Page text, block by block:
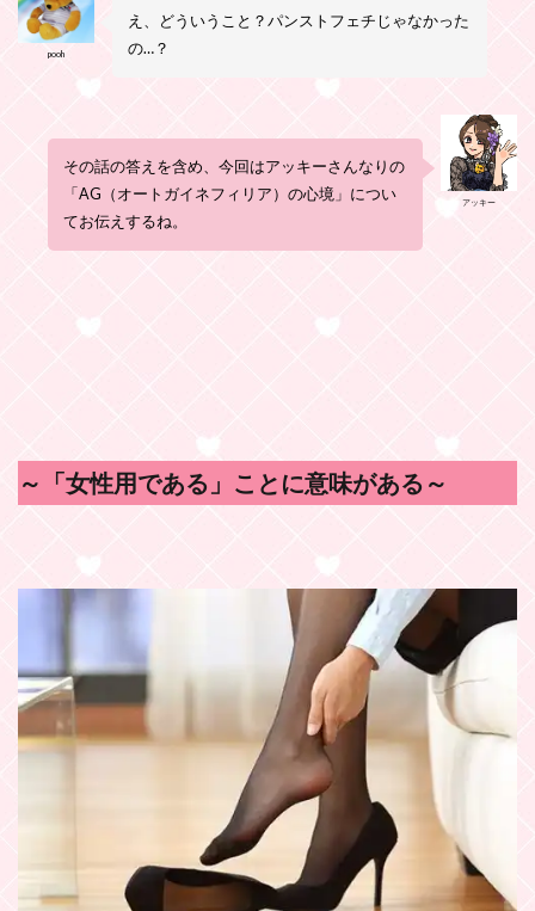
pooh
え、どういうこと？パンストフェチじゃなかった
の…？
アッキー
その話の答えを含め、今回はアッキーさんなりの
「AG（オートガイネフィリア）の心境」につい
てお伝えするね。
～「女性用である」ことに意味がある～